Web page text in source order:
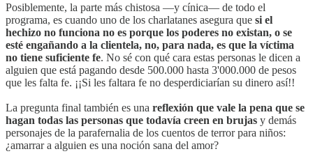
Posiblemente, la parte más chistosa —y cínica— de todo el
programa, es cuando uno de los charlatanes asegura que si el
hechizo no funciona no es porque los poderes no existan, o se
esté engañando a la clientela, no, para nada, es que la víctima
no tiene suficiente fe. No sé con qué cara estas personas le dicen a
alguien que está pagando desde 500.000 hasta 3'000.000 de pesos
que les falta fe. ¡¡Si les faltara fe no desperdiciarían su dinero así!!
La pregunta final también es una reflexión que vale la pena que se
hagan todas las personas que todavía creen en brujas y demás
personajes de la parafernalia de los cuentos de terror para niños:
¿amarrar a alguien es una noción sana del amor?